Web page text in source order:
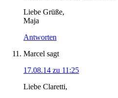
Liebe Grüße,
Maja
Antworten
Marcel sagt
17.08.14 zu 11:25
Liebe Claretti,